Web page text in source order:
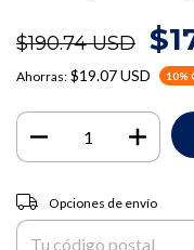
$190.74 USD
Ahorras: $19.07 USD 10%
Entregas para el CP:
Opciones de envío